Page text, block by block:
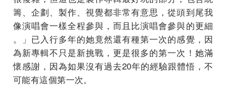
籌、企劃、製作、視覺都非常有意思，從頭到尾我
像演唱會一樣全程參與，而且比演唱會參與的更細
。」已入行多年的她竟然還有種第一次的感覺，因
為新專輯不只是新挑戰，更是很多的第一次！她滿
懷感謝，因為如果沒有過去20年的經驗跟體悟，不
可能有這個第一次。